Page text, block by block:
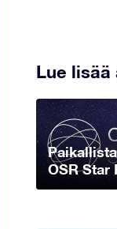
Lue
OSR Star